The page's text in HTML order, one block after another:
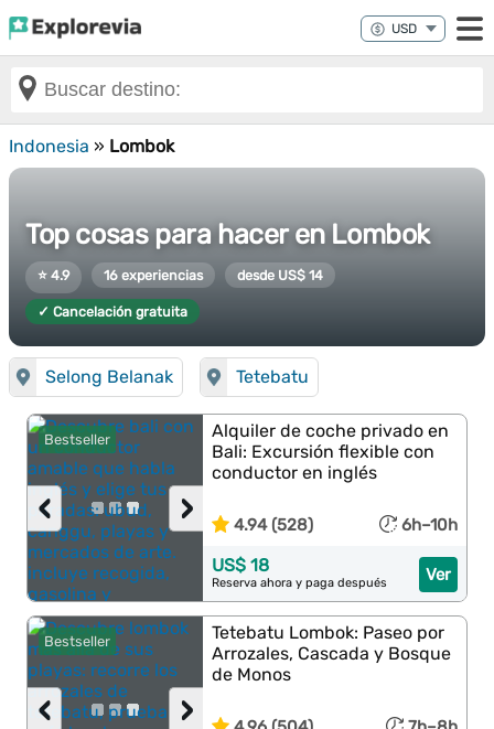
Indonesia » Lombok
Top cosas para hacer en Lombok
⭐ 4.9 16 experiencias desde US$ 14
✓ Cancelación gratuita
Selong Belanak Tetebatu
Bestseller
›
‹
Alquiler de coche privado en
Bali: Excursión flexible con
conductor en inglés
4.94 (528) 6h–10h
Ver
US$ 18
Reserva ahora y paga después
Bestseller
›
‹
Tetebatu Lombok: Paseo por
Arrozales, Cascada y Bosque
de Monos